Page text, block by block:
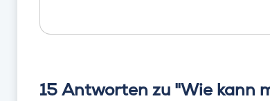
15 Antworten zu "Wie kann